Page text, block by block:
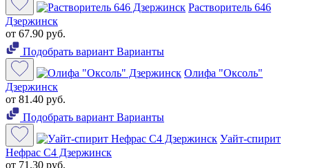
Растворитель 646
Дзержинск
от 67.90 руб.
Подобрать вариант Варианты
Олифа "Оксоль"
Дзержинск
от 81.40 руб.
Подобрать вариант Варианты
Уайт-спирит
Нефрас С4 Дзержинск
от 71.30 руб.